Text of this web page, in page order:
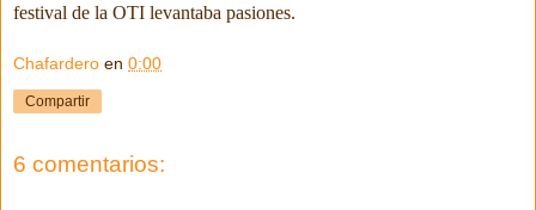
festival de la OTI levantaba pasiones.
Chafardero en 0:00
Compartir
6 comentarios: